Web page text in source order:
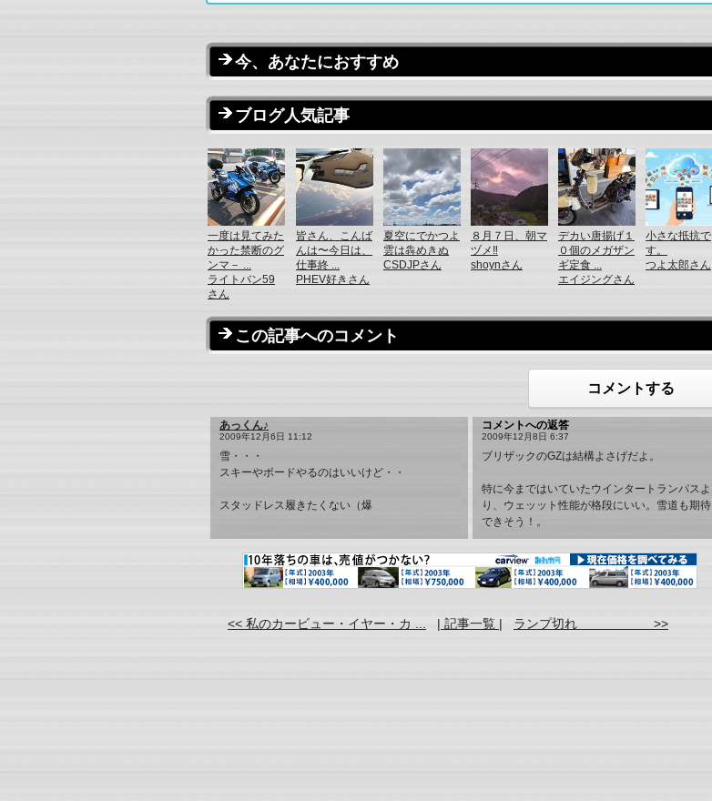
今、あなたにおすすめ
ブログ人気記事
一度は見てみた
かった禁断のグ
ンマ－ ...
ライトバン59
さん
皆さん、こんば
んは〜今日は、
仕事終 ...
PHEV好きさん
夏空にでかつよ
雲は犇めきぬ
CSDJPさん
８月７日、朝マ
ヅメ‼️
shoynさん
デカい唐揚げ１
０個のメガザン
ギ定食 ...
エイジングさん
小さな抵抗で
す。
つよ太郎さん
この記事へのコメント
コメントする
あっくん♪
2009年12月6日 11:12
雪・・・
スキーやボードやるのはいいけど・・
スタッドレス履きたくない（爆
コメントへの返答
2009年12月8日 6:37
ブリザックのGZは結構よさげだよ。
特に今まではいていたウインタートランパスよ
り、ウェッット性能が格段にいい。雪道も期待
できそう！。
<< 私のカービュー・イヤー・カ ... | 記事一覧 | ランプ切れ >>